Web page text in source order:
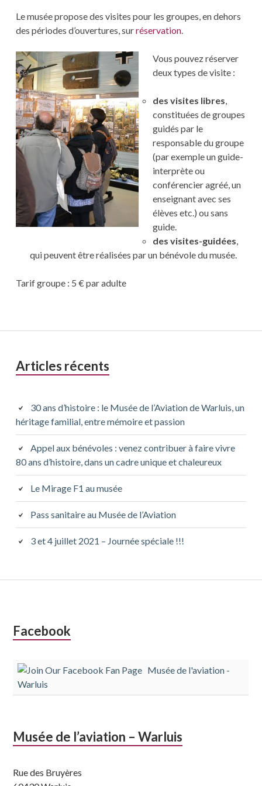
Le musée propose des visites pour les groupes, en dehors
des périodes d’ouvertures, surréservation.
Vous pouvez réserver
deux types de visite :
des visites libres,
constituées de groupes
guidés par le
responsable du groupe
(par exemple un guide-
interprète ou
conférencier agréé, un
enseignant avec ses
élèves etc.) ou sans
guide.
des visites-guidées,
qui peuvent être réalisées par un bénévole du musée.
Tarif groupe : 5 € par adulte
Barre
principale
Articles récents
30 ans d’histoire : le Musée de l’Aviation de Warluis, un
héritage familial, entre mémoire et passion
Appel aux bénévoles : venez contribuer à faire vivre
80 ans d’histoire, dans un cadre unique et chaleureux
Le Mirage F1 au musée
Pass sanitaire au Musée de l’Aviation
3 et 4 juillet 2021 – Journée spéciale !!!
Colonne
subsidiaire
Facebook
Musée de l'aviation -
Warluis
Musée de l’aviation – Warluis
Rue des Bruyères